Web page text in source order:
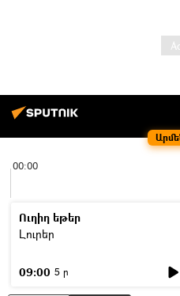
00:00
Ուղիղ եթեր
Լուրեր
09:00 5 ր